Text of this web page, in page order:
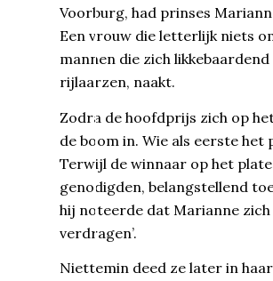
Voorburg, had prinses
Een vrouw die letterlijk niets
mannen die zich
rijlaarzen, naakt.
Zodra de hoofdprijs zich op
de boom in. Wie als eerste het
Terwijl de winnaar op het
genodigden, belangstellend
hij noteerde dat Marianne
verdragen’.
Niettemin deed ze later in